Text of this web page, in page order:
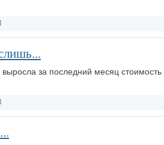
за последний месяц